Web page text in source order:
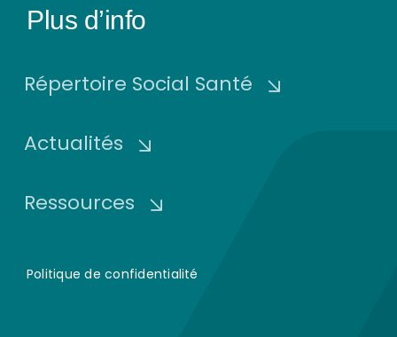
Plus d’info
Répertoire Social Santé
Actualités
Ressources
Politique de confidentialité